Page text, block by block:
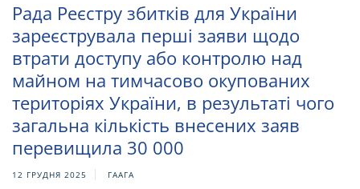
Рада Реєстру збитків для України
зареєструвала перші заяви щодо
втрати доступу або контролю над
майном на тимчасово окупованих
територіях України, в результаті чого
загальна кількість внесених заяв
перевищила 30 000
12 ГРУДНЯ 2025 ГААГА